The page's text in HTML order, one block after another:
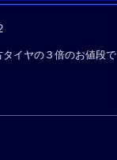
イヤの３倍のお値段で